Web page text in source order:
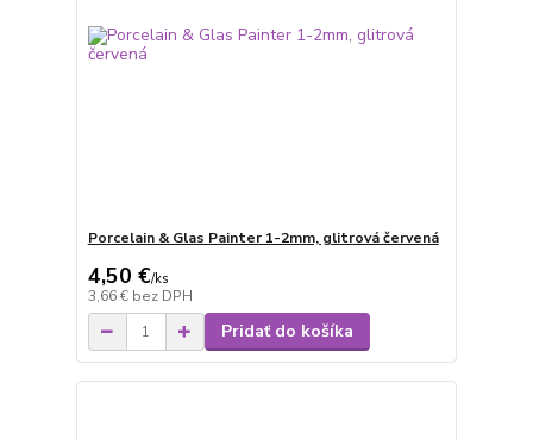
Porcelain & Glas Painter 1-2mm, glitrová červená
4,50 €/ks
3,66 € bez DPH
Pridať do košíka